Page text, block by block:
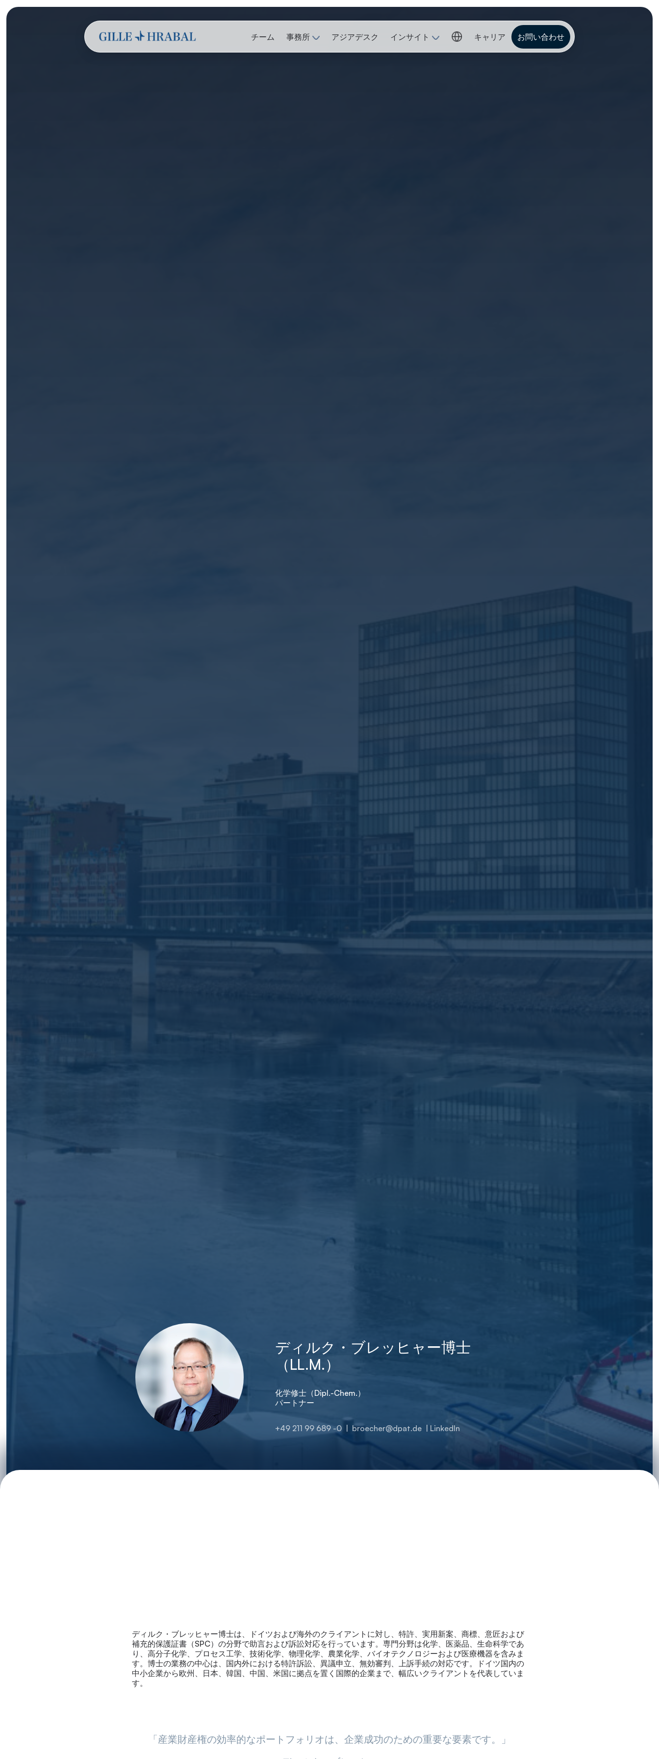
チーム 事務所 アジアデスク インサイト キャリア お問い合わせ
ディルク・ブレッヒャー博士
（LL.M.）
化学修士（Dipl.-Chem.）
パートナー
+49 211 99 689 -0 broecher@dpat.de | LinkedIn
ディルク・ブレッヒャー博士は、ドイツおよび海外のクライアントに対し、特許、実用新案、商標、意匠および
補充的保護証書（SPC）の分野で助言および訴訟対応を行っています。専門分野は化学、医薬品、生命科学であ
り、高分子化学、プロセス工学、技術化学、物理化学、農業化学、バイオテクノロジーおよび医療機器を含みま
す。博士の業務の中心は、国内外における特許訴訟、異議申立、無効審判、上訴手続の対応です。ドイツ国内の
中小企業から欧州、日本、韓国、中国、米国に拠点を置く国際的企業まで、幅広いクライアントを代表していま
す。
「産業財産権の効率的なポートフォリオは、企業成功のための重要な要素です。」